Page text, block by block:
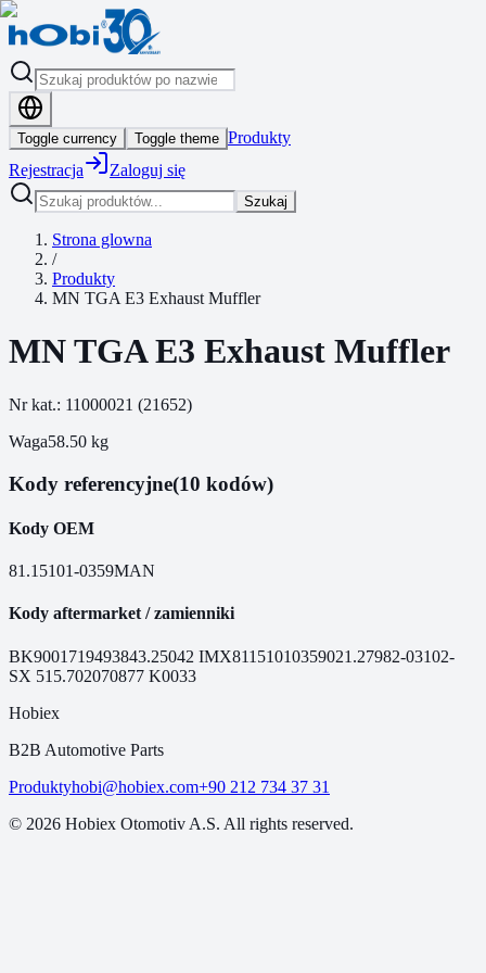
Toggle currency Toggle theme Produkty
Rejestracja
Zaloguj się
Szukaj
Strona glowna
/
Produkty
MN TGA E3 Exhaust Muffler
MN TGA E3 Exhaust Muffler
Nr kat.: 11000021 (21652)
Waga58.50 kg
Kody referencyjne(10 kodów)
Kody OEM
81.15101-0359MAN
Kody aftermarket / zamienniki
BK9001719493843.25042 IMX81151010359021.27982-03102-
SX 515.702070877 K0033
Hobiex
B2B Automotive Parts
Produktyhobi@hobiex.com+90 212 734 37 31
© 2026 Hobiex Otomotiv A.S. All rights reserved.